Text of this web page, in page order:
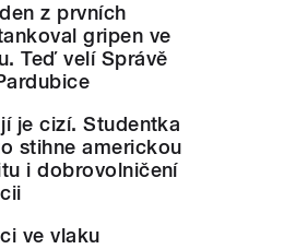
z prvních
gripen ve
Teď velí Správě
je cizí. Studentka
stihne americkou
i dobrovolničení
ve vlaku